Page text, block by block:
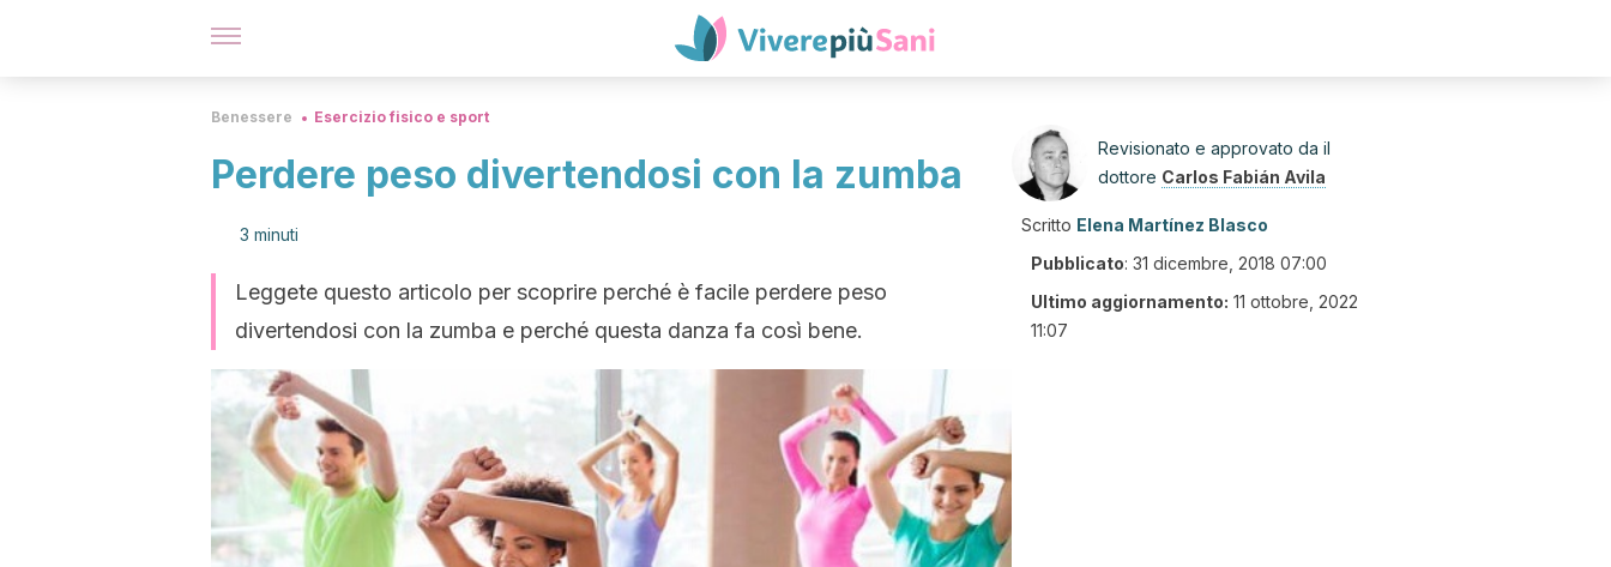
Benessere Esercizio fisico e sport
Perdere peso divertendosi con la zumba
3 minuti
Leggete questo articolo per scoprire perché è facile perdere peso
divertendosi con la zumba e perché questa danza fa così bene.
Revisionato e approvato da il
dottore Carlos Fabián Avila
Scritto Elena Martínez Blasco
Pubblicato: 31 dicembre, 2018 07:00
Ultimo aggiornamento: 11 ottobre, 2022
11:07